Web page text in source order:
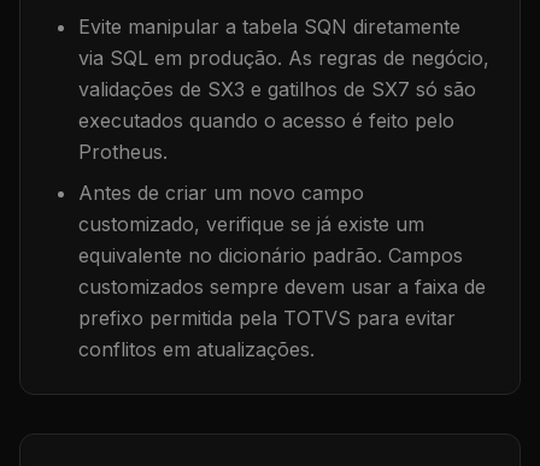
Evite manipular a tabela SQN diretamente
via SQL em produção. As regras de negócio,
validações de SX3 e gatilhos de SX7 só são
executados quando o acesso é feito pelo
Protheus.
Antes de criar um novo campo
customizado, verifique se já existe um
equivalente no dicionário padrão. Campos
customizados sempre devem usar a faixa de
prefixo permitida pela TOTVS para evitar
conflitos em atualizações.